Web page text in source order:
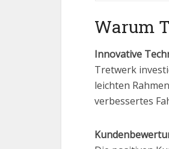
Warum
Innovative
Tretwerk
leichten
verbessertes